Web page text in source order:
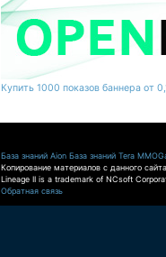
Купить 1000 показов баннера от
База знаний Aion База знаний Tera
Копирование материалов с данного
Lineage II is a trademark of NCsoft
Обратная связь